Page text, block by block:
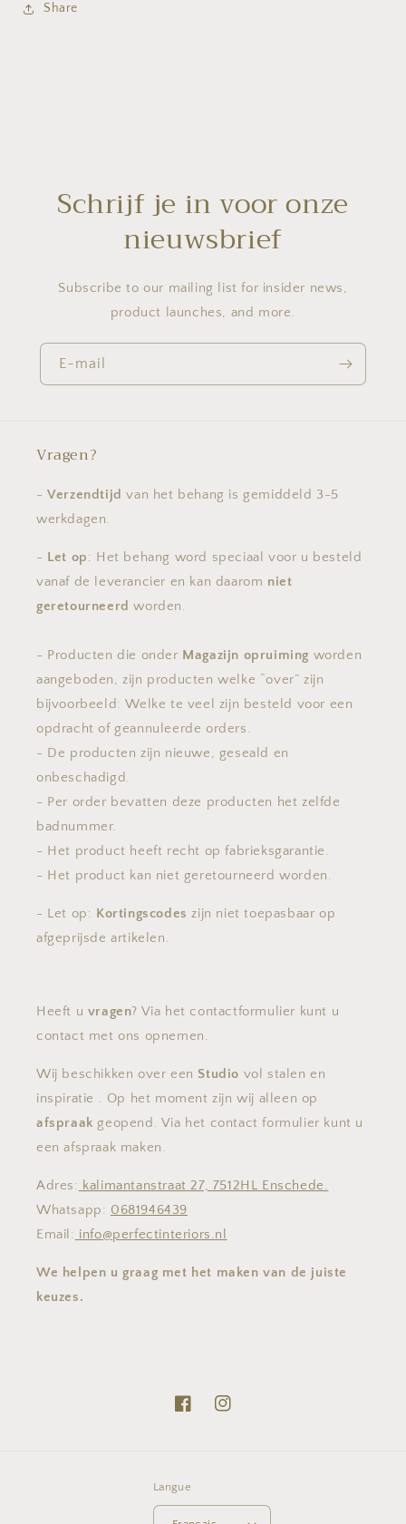
Share
Schrijf je in voor onze
nieuwsbrief
Subscribe to our mailing list for insider news,
product launches, and more.
E-mail
Vragen?
-Verzendtijd van het behang is gemiddeld 3-5
werkdagen.
- Let op: Het behang word speciaal voor u besteld
vanaf de leverancier en kan daarom niet
geretourneerd worden.
- Producten die onder Magazijn opruiming worden
aangeboden, zijn producten welke “over” zijn
bijvoorbeeld: Welke te veel zijn besteld voor een
opdracht of geannuleerde orders.
- De producten zijn nieuwe, geseald en
onbeschadigd.
- Per order bevatten deze producten het zelfde
badnummer.
- Het product heeft recht op fabrieksgarantie.
- Het product kan niet geretourneerd worden.
- Let op: Kortingscodes zijn niet toepasbaar op
afgeprijsde artikelen.
Heeft u vragen? Via het contactformulier kunt u
contact met ons opnemen.
Wij beschikken over een Studio vol stalen en
inspiratie . Op het moment zijn wij alleen op
afspraak geopend. Via het contact formulier kunt u
een afspraak maken.
Adres: kalimantanstraat 27, 7512HL Enschede.
Whatsapp: 0681946439
Email: info@perfectinteriors.nl
We helpen u graag met het maken van de juiste
keuzes.
FacebookInstagram
Langue